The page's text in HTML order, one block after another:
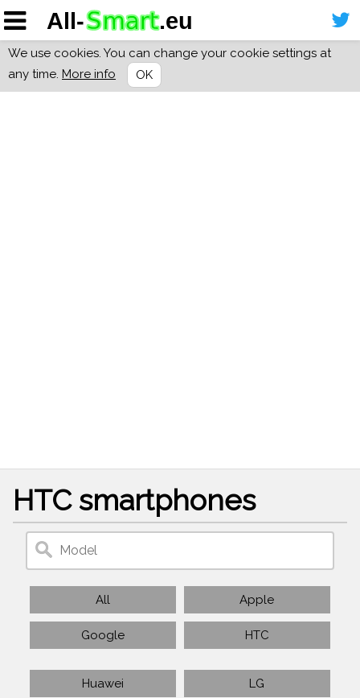
We use cookies. You can change your cookie settings at
any time. More info OK
HTC smartphones
All Apple
Google HTC
Huawei LG